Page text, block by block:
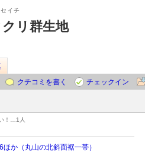
イチ
リ群生地
クチコミを書く
チェックイン
！… 1人
か（丸山の北斜面裾一帯）